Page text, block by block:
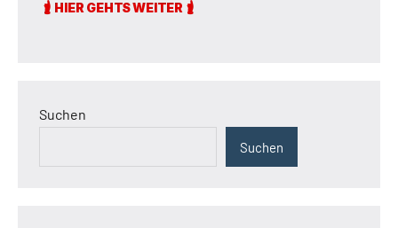
Suchen
Suchen